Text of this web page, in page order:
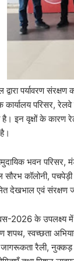
पर्यावरण
परिसर, रेलवे
है। इन वृक्षों के कारण
भवन परिसर,
सौरभ कॉलोनी,
देखभाल एवं संरक्षण
2026 के उपलक्ष्य
शपथ, स्वच्छता
जागरूकता रैली,